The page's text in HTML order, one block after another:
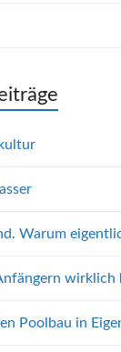
Warum
wirklich
Poolbau in